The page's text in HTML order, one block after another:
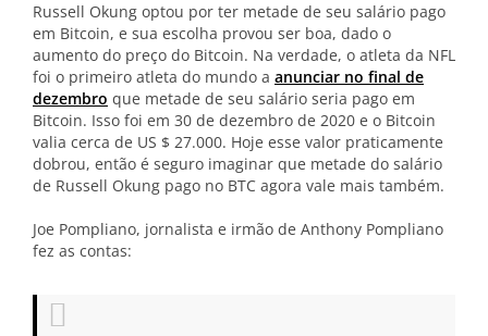
Russell Okung optou por ter metade de seu salário pago
em Bitcoin, e sua escolha provou ser boa, dado o
aumento do preço do Bitcoin. Na verdade, o atleta da NFL
foi o primeiro atleta do mundo a anunciar no final de
dezembro que metade de seu salário seria pago em
Bitcoin. Isso foi em 30 de dezembro de 2020 e o Bitcoin
valia cerca de US $ 27.000. Hoje esse valor praticamente
dobrou, então é seguro imaginar que metade do salário
de Russell Okung pago no BTC agora vale mais também.
Joe Pompliano, jornalista e irmão de Anthony Pompliano
fez as contas: